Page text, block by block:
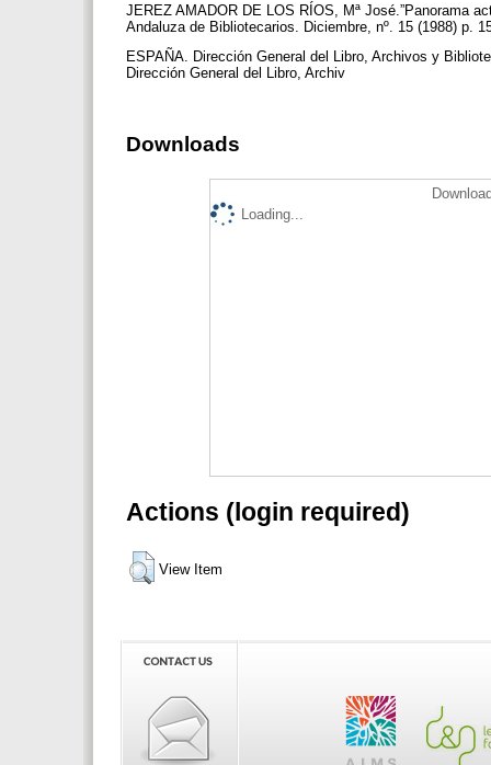
JEREZ AMADOR DE LOS RÍOS, Mª José.”Panorama
Andaluza de Bibliotecarios. Diciembre, nº. 15 (1988) p.
ESPAÑA. Dirección General del Libro, Archivos y
Dirección General del Libro, Archiv
Downloads
Loading...
Actions (login required)
View Item